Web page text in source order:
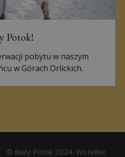
Potok!
pobytu w naszym
w Górach Orlickich.
© Biały Potok 2024. Wszelkie